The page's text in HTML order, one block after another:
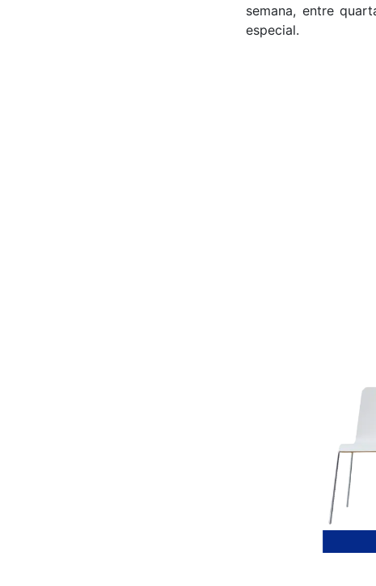
semana, entre
especial.